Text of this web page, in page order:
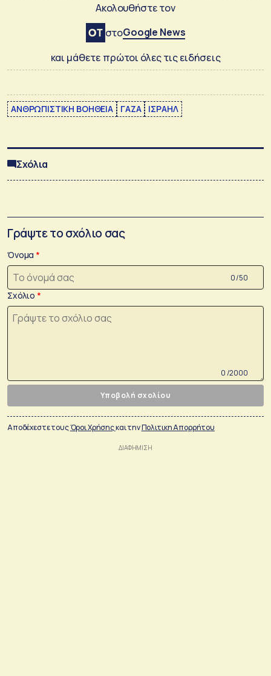
Ακολουθήστε τον
στοGoogle News
και μάθετε πρώτοι όλες τις ειδήσεις
ΑΝΘΡΩΠΙΣΤΙΚΗ ΒΟΗΘΕΙΑ ΓΑΖΑ ΙΣΡΑΗΛ
Σχόλια
Γράψτε το σχόλιο σας
Όνομα
0 /50
Σχόλιο
0 /2000
Υποβολή σχολίου
Αποδέχεστε τουςΌροι Χρήσηςκαι τηνΠολιτικη Απορρήτου